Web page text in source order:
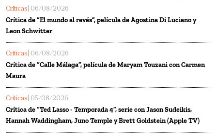
Críticas | 06/08/2026
Crítica de “El mundo al revés”, película de Agostina Di Luciano y
Leon Schwitter
Críticas | 06/08/2026
Crítica de “Calle Málaga”, película de Maryam Touzani con Carmen
Maura
Críticas | 05/08/2026
Crítica de “Ted Lasso - Temporada 4”, serie con Jason Sudeikis,
Hannah Waddingham, Juno Temple y Brett Goldstein (Apple TV)